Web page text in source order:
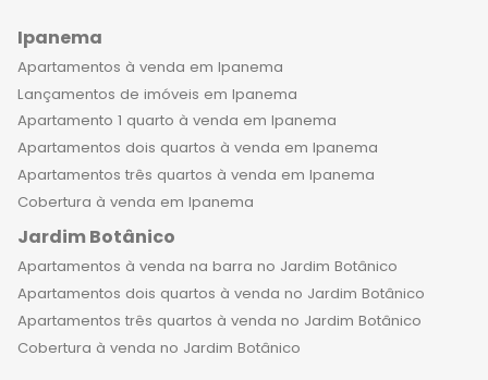
acesso e monitoramento 24 horas.
Você pode desfrutar de sua casa
com total tranquilidade e privacidade.
Além disso, o bairro conta com uma
infraestrutura completa, com opções
de lazer, cultura, compras e serviços
de alta qualidade. Desde os jardins do
icônico Jardim Botânico até os
shoppings e restaurantes mais
sofisticados da cidade, você encontra
tudo o que precisa para viver com
excelência. Não perca mais tempo
Ipanema
Apartamentos à venda em Ipanema
Lançamentos de imóveis em Ipanema
Apartamento 1 quarto à venda em Ipanema
Apartamentos dois quartos à venda em Ipanema
Apartamentos três quartos à venda em Ipanema
Cobertura à venda em Ipanema
Jardim Botânico
Apartamentos à venda na barra no Jardim Botânico
Apartamentos dois quartos à venda no Jardim Botânico
Apartamentos três quartos à venda no Jardim Botânico
Cobertura à venda no Jardim Botânico